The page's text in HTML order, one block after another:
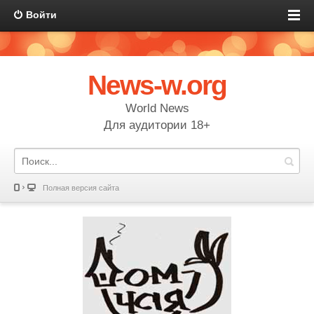
Войти
News-w.org
World News
Для аудитории 18+
Полная версия сайта